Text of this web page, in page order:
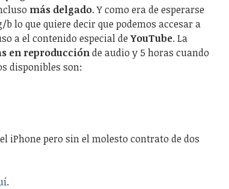
más delgado. Y como era de esperarse
b lo que quiere decir que podemos accesar a
a el contenido especial de YouTube. La
en reproducciónde audio y 5 horas cuando
disponibles son:
iPhone pero sin el molesto contrato de dos
.